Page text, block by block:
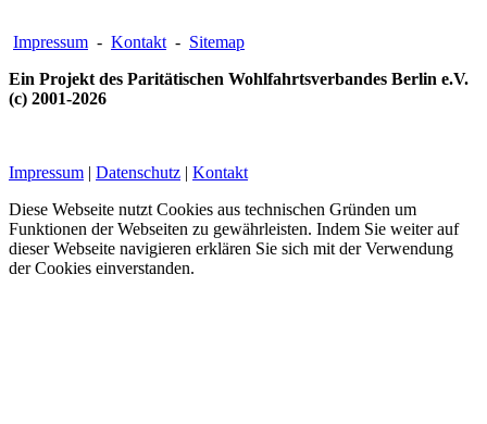
Impressum - Kontakt - Sitemap
Ein Projekt des Paritätischen Wohlfahrtsverbandes Berlin e.V.
(c) 2001-2026
Impressum | Datenschutz | Kontakt
Diese Webseite nutzt Cookies aus technischen Gründen um
Funktionen der Webseiten zu gewährleisten. Indem Sie weiter auf
dieser Webseite navigieren erklären Sie sich mit der Verwendung
der Cookies einverstanden.